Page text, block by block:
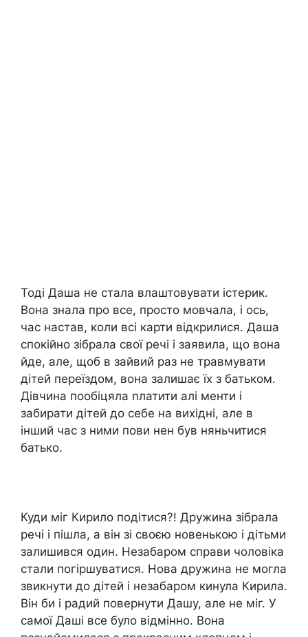
Тоді Даша не стала влаштовувати істерик.
Вона знала про все, просто мовчала, і ось,
час настав, коли всі карти відкрилися. Даша
спокійно зібрала свої речі і заявила, що вона
йде, але, щоб в зайвий раз не травмувати
дітей переїздом, вона залишає їх з батьком.
Дівчина пообіцяла nлатити алі менти і
забирати дітей до себе на вихідні, але в
інший час з ними пови нен був няньчитися
батько.
Куди міг Кирило подітися?! Дружина зібрала
речі і пішла, а він зі своєю новенькою і дітьми
залишився один. Незабаром справи чоловіка
стали погіршуватися. Нова дружина не могла
звикнути до дітей і незабаром кинула Кирила.
Він би і радий повернути Дашу, але не міг. У
самої Даші все було відмінно. Вона